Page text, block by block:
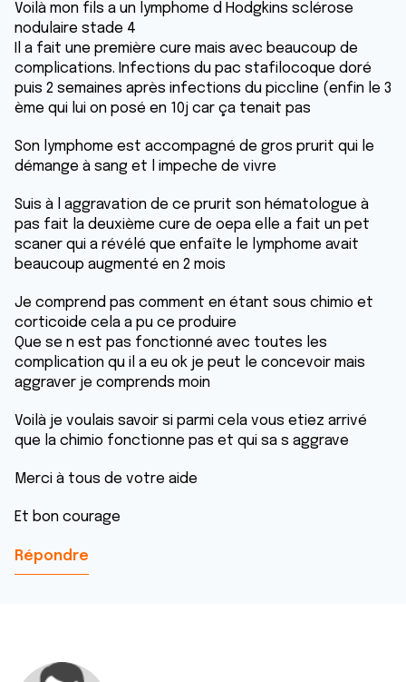
Voilà mon fils a un lymphome d Hodgkins sclérose
nodulaire stade 4
Il a fait une première cure mais avec beaucoup de
complications. Infections du pac stafilocoque doré
puis 2 semaines après infections du piccline (enfin le 3
ème qui lui on posé en 10j car ça tenait pas
Son lymphome est accompagné de gros prurit qui le
démange à sang et l impeche de vivre
Suis à l aggravation de ce prurit son hématologue à
pas fait la deuxième cure de oepa elle a fait un pet
scaner qui a révélé que enfaîte le lymphome avait
beaucoup augmenté en 2 mois
Je comprend pas comment en étant sous chimio et
corticoide cela a pu ce produire
Que se n est pas fonctionné avec toutes les
complication qu il a eu ok je peut le concevoir mais
aggraver je comprends moin
Voilà je voulais savoir si parmi cela vous etiez arrivé
que la chimio fonctionne pas et qui sa s aggrave
Merci à tous de votre aide
Et bon courage
Répondre